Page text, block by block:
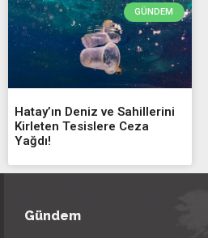
GÜNDEM
Hatay’ın Deniz ve Sahillerini
Kirleten Tesislere Ceza
Yağdı!
Gündem